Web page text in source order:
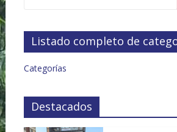
Listado completo de
Categorías
Destacados